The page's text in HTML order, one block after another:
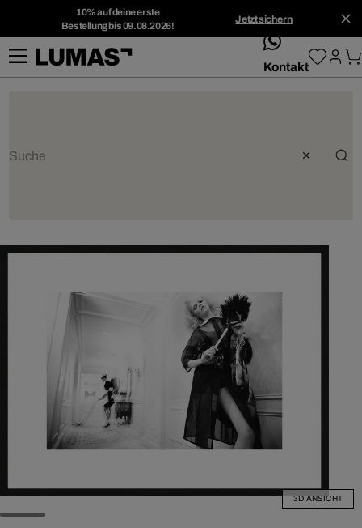
10% auf deine erste
Bestellung bis 09.08.2026!
Jetzt sichern
whatsApp
Kontakt
3D ANSICHT